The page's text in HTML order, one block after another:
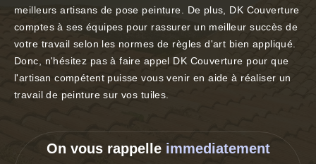
meilleurs artisans de pose peinture. De plus, DK Couverture
comptes à ses équipes pour rassurer un meilleur succès de
votre travail selon les normes de règles d'art bien appliqué.
Donc, n'hésitez pas à faire appel DK Couverture pour que
l'artisan compétent puisse vous venir en aide à réaliser un
travail de peinture sur vos tuiles.
On vous rappelle immediatement